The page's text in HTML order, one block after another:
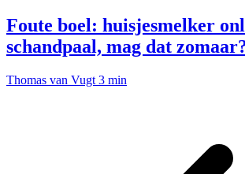
Foute boel: huisjesmelker
schandpaal, mag dat
Thomas van Vugt 3 min